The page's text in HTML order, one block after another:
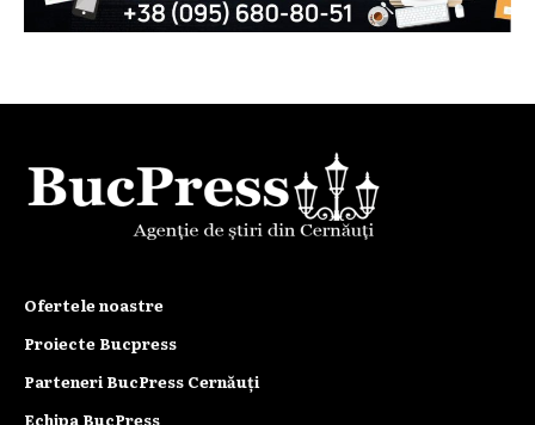
Ofertele noastre
Proiecte Bucpress
Parteneri BucPress Cernăuți
Echipa BucPress